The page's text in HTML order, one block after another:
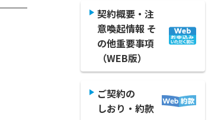
契約概要・注
意喚起情報 そ
の他重要事項
（WEB版）
ご契約の
しおり・約款